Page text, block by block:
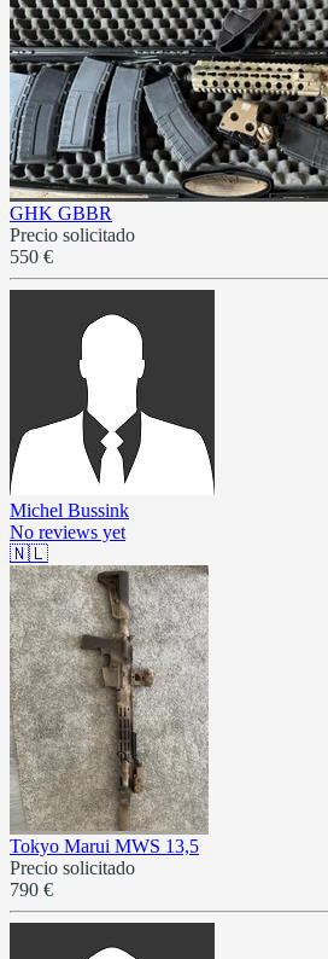
GHK GBBR
Precio solicitado
550 €
Michel Bussink
No reviews yet
🇳🇱
Tokyo Marui MWS 13,5
Precio solicitado
790 €